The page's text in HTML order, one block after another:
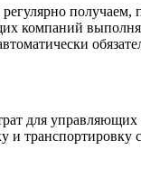
компаний
для
и